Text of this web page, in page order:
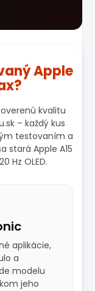
Apple
kvalitu
– každý kus
testovaním a
stará Apple A15
Hz OLED.
aplikácie,
a
modelu
jeho